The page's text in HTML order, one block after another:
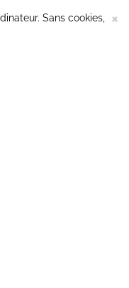
×
Sans cookies,